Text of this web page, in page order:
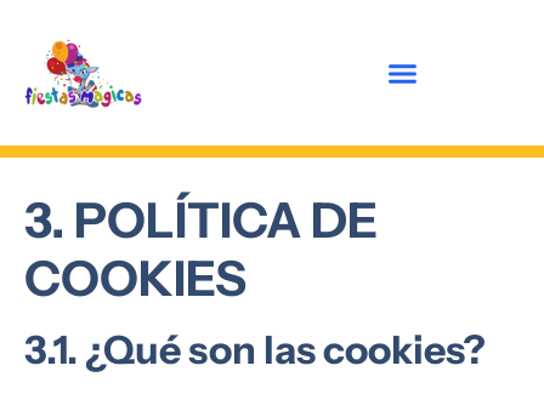
3. POLÍTICA DE
COOKIES
3.1. ¿Qué son las cookies?